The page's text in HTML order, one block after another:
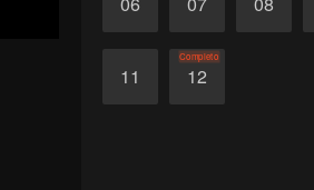
11 12
Completo